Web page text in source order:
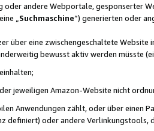
oder andere Webportale, gesponserter
„ Suchmaschine“) generierten oder
über eine zwischengeschaltete Website
bewusst aktiv werden müsste
jeweiligen Amazon-Website nicht
Anwendungen zählt, oder über einen
definiert) oder andere Verlinkungstools,